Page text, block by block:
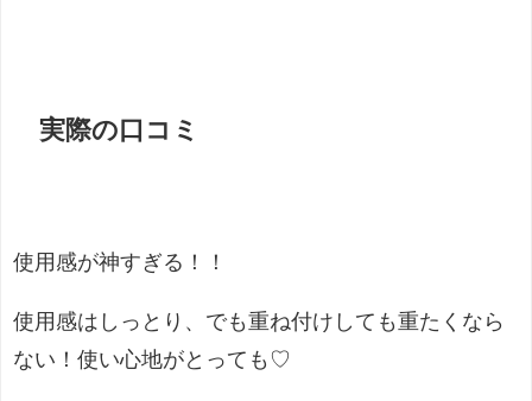
実際の口コミ
使用感が神すぎる！！
使用感はしっとり、でも重ね付けしても重たくなら
ない！使い心地がとっても ♡